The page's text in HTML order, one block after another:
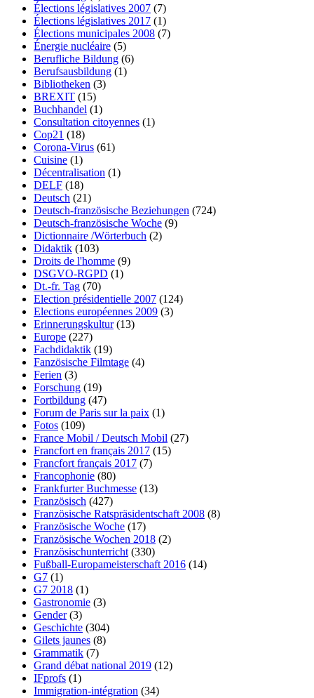
Élections législatives 2007 (7)
Élections législatives 2017 (1)
Élections municipales 2008 (7)
Énergie nucléaire (5)
Berufliche Bildung (6)
Berufsausbildung (1)
Bibliotheken (3)
BREXIT (15)
Buchhandel (1)
Consultation citoyennes (1)
Cop21 (18)
Corona-Virus (61)
Cuisine (1)
Décentralisation (1)
DELF (18)
Deutsch (21)
Deutsch-französische Beziehungen (724)
Deutsch-französische Woche (9)
Dictionnaire /Wörterbuch (2)
Didaktik (103)
Droits de l'homme (9)
DSGVO-RGPD (1)
Dt.-fr. Tag (70)
Election présidentielle 2007 (124)
Elections européennes 2009 (3)
Erinnerungskultur(13)
Europe (227)
Fachdidaktik (19)
Fanzösische Filmtage (4)
Ferien (3)
Forschung (19)
Fortbildung (47)
Forum de Paris sur la paix (1)
Fotos (109)
France Mobil / Deutsch Mobil (27)
Francfort en français 2017 (15)
Francfort français 2017 (7)
Francophonie (80)
Frankfurter Buchmesse (13)
Französisch (427)
Französische Ratspräsidentschaft 2008 (8)
Französische Woche (17)
Französische Wochen 2018 (2)
Französischunterricht (330)
Fußball-Europameisterschaft 2016 (14)
G7 (1)
G7 2018 (1)
Gastronomie (3)
Gender(3)
Geschichte (304)
Gilets jaunes (8)
Grammatik (7)
Grand débat national 2019 (12)
IFprofs (1)
Immigration-intégration (34)